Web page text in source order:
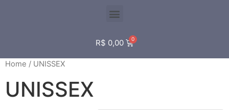
R$ 0,00
Home / UNISSEX
UNISSEX